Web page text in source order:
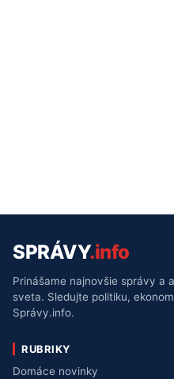
SPRÁVY.info
Prinášame najnovšie správy a
sveta. Sledujte politiku,
Správy.info.
RUBRIKY
Domáce novinky